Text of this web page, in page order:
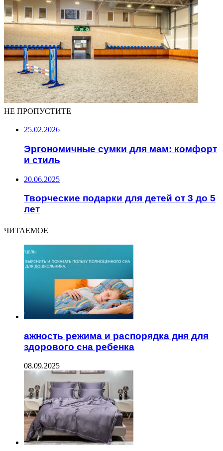
НЕ ПРОПУСТИТЕ
25.02.2026
Эргономичные сумки для мам: комфорт
и стиль
20.06.2025
Творческие подарки для детей от 3 до 5
лет
ЧИТАЕМОЕ
ажность режима и распорядка дня для
здорового сна ребенка
08.09.2025